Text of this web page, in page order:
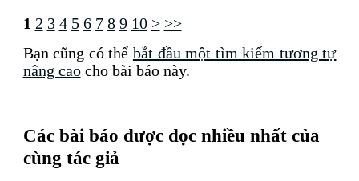
1 2 3 4 5 6 7 8 9 10 > >>
Bạn cũng có thể bắt đầu một tìm kiếm tương tự
nâng caocho bài báo này.
Các bài báo được đọc nhiều nhất của
cùng tác giả